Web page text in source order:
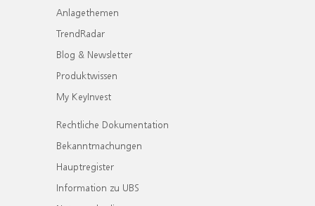
Anlagethemen
TrendRadar
Blog & Newsletter
Produktwissen
My KeyInvest
Rechtliche Dokumentation
Bekanntmachungen
Hauptregister
Information zu UBS